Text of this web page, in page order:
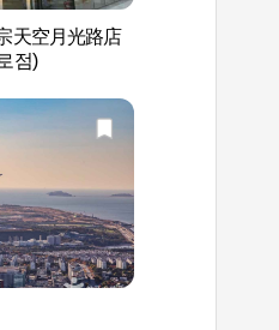
天空月光路店
점)